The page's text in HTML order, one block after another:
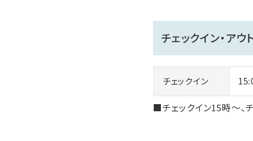
チェックイン・アウ
チェックイン
■チェックイン15時～、